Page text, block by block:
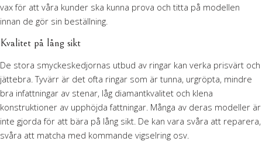
vax för att våra kunder ska kunna prova och titta på modellen
innan de gör sin beställning.
Kvalitet på lång sikt
De stora smyckeskedjornas utbud av ringar kan verka prisvärt och
jättebra. Tyvärr är det ofta ringar som är tunna, urgröpta, mindre
bra infattningar av stenar, låg diamantkvalitet och klena
konstruktioner av upphöjda fattningar. Många av deras modeller är
inte gjorda för att bära på lång sikt. De kan vara svåra att reparera,
svåra att matcha med kommande vigselring osv.